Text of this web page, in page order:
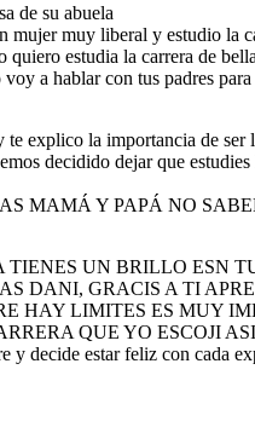
de su abuela
mujer muy liberal y estudio la
quiero estudia la carrera de
a hablar con tus padres
te explico la importancia de ser
decidido dejar que
MAMÁ Y PAPÁ NO
TIENES UN BRILLO ESN
DANI, GRACIS A TI
HAY LIMITES ES MUY
QUE YO ESCOJI
y decide estar feliz con cada